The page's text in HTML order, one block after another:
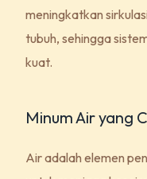
meningkatkan
tubuh, sehingga
kuat.
Minum Air yang
Air adalah elemen